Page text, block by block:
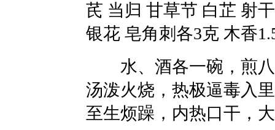
芪 当归 甘草节 白芷 射
银花 皂角刺各3克 木香
水、酒各一碗，煎八
汤泼火烧，热极逼毒入
至生烦躁，内热口干，